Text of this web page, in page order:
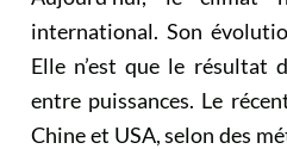
international. Son
Elle n’est que le résultat
entre puissances. Le
Chine et USA, selon des